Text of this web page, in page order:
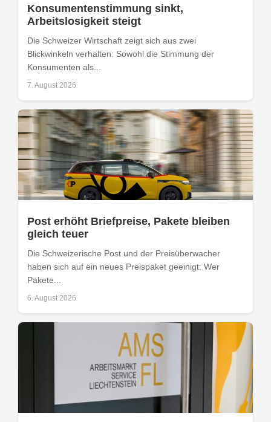
Konsumentenstimmung sinkt,
Arbeitslosigkeit steigt
Die Schweizer Wirtschaft zeigt sich aus zwei
Blickwinkeln verhalten: Sowohl die Stimmung der
Konsumenten als...
7. August 2026
Post erhöht Briefpreise, Pakete bleiben
gleich teuer
Die Schweizerische Post und der Preisüberwacher
haben sich auf ein neues Preispaket geeinigt: Wer
Pakete...
6. August 2026